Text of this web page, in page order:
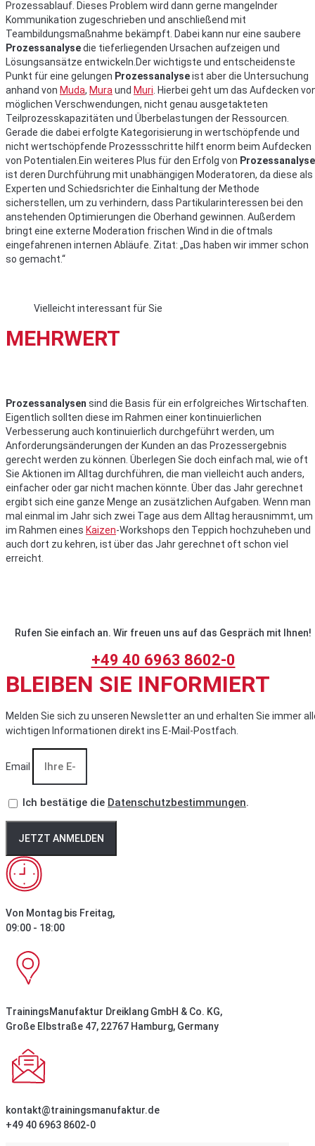
Prozessablauf. Dieses Problem wird dann gerne mangelnder
Kommunikation zugeschrieben und anschließend mit
Teambildungsmaßnahme bekämpft. Dabei kann nur eine saubere
Prozessanalysedie tieferliegenden Ursachen aufzeigen und
Lösungsansätze entwickeln.Der wichtigste und entscheidenste
Punkt für eine gelungen Prozessanalyseist aber die Untersuchung
anhand von Muda, Mura und Muri . Hierbei geht um das Aufdecken
möglichen Verschwendungen, nicht genau ausgetakteten
Teilprozesskapazitäten und Überbelastungen der Ressourcen.
Gerade die dabei erfolgte Kategorisierung in wertschöpfende und
nicht wertschöpfende Prozessschritte hilft enorm beim Aufdecken
von Potentialen.Ein weiteres Plus für den Erfolg von
ist deren Durchführung mit unabhängigen Moderatoren, da diese als
Experten und Schiedsrichter die Einhaltung der Methode
sicherstellen, um zu verhindern, dass Partikularinteressen bei den
anstehenden Optimierungen die Oberhand gewinnen. Außerdem
bringt eine externe Moderation frischen Wind in die oftmals
eingefahrenen internen Abläufe. Zitat: „Das haben wir immer schon
so gemacht.“
Vielleicht interessant für Sie
MEHRWERT
Prozessanalysen sind die Basis für ein erfolgreiches Wirtschaften.
Eigentlich sollten diese im Rahmen einer kontinuierlichen
Verbesserung auch kontinuierlich durchgeführt werden, um
Anforderungsänderungen der Kunden an das Prozessergebnis
gerecht werden zu können. Überlegen Sie doch einfach mal, wie oft
Sie Aktionen im Alltag durchführen, die man vielleicht auch anders,
einfacher oder gar nicht machen könnte. Über das Jahr gerechnet
ergibt sich eine ganze Menge an zusätzlichen Aufgaben. Wenn man
mal einmal im Jahr sich zwei Tage aus dem Alltag herausnimmt, um
im Rahmen eines Kaizen-Workshops den Teppich hochzuheben und
auch dort zu kehren, ist über das Jahr gerechnet oft schon viel
erreicht.
Rufen Sie einfach an. Wir freuen uns auf das Gespräch mit Ihnen!
+49 40 6963 8602-0
BLEIBEN SIE INFORMIERT
Melden Sie sich zu unseren Newsletter an und erhalten Sie immer
wichtigen Informationen direkt ins E-Mail-Postfach.
Email
Ich bestätige die Datenschutzbestimmungen.
JETZT ANMELDEN
Von Montag bis Freitag,
09:00 - 18:00
TrainingsManufaktur Dreiklang GmbH & Co. KG,
Große Elbstraße 47, 22767 Hamburg, Germany
kontakt@trainingsmanufaktur.de
+49 40 6963 8602-0